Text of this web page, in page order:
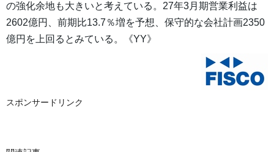
の強化余地も大きいと考えている。27年3月期営業利益は
2602億円、前期比13.7％増を予想、保守的な会社計画2350
億円を上回るとみている。《YY》
スポンサードリンク